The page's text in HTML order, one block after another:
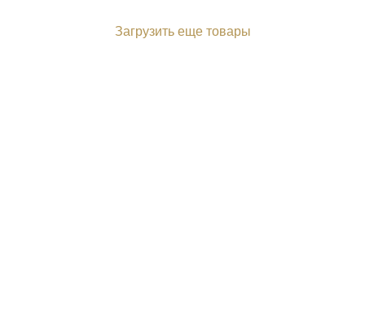
Загрузить еще товары